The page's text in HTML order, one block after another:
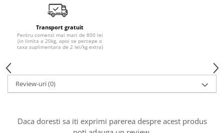
Transport gratuit
Pentru comenzi mai mari de 800 lei
(in limita a 20kg, apoi se percepe o
taxa suplimentara de 2 lei/kg extra)
Review-uri(0)
Daca doresti sa iti exprimi parerea despre acest produs